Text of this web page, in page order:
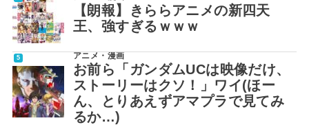
【朗報】きららアニメの新四天
王、強すぎるｗｗｗ
アニメ・漫画
お前ら「ガンダムUCは映像だけ、
ストーリーはクソ！」ワイ(ほー
ん、とりあえずアマプラで見てみ
るか…)